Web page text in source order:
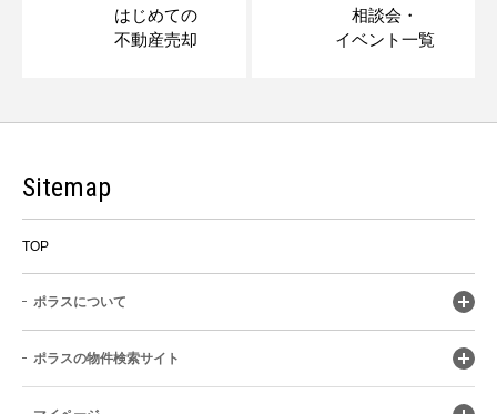
はじめての
不動産売却
相談会・
イベント一覧
Sitemap
TOP
ポラスについて
ポラスの物件検索サイト